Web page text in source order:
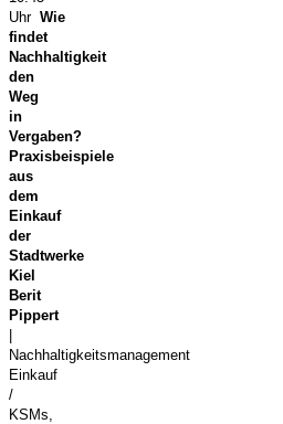
Uhr Wie
findet
Nachhaltigkeit
den
Weg
in
Vergaben?
Praxisbeispiele
aus
dem
Einkauf
der
Stadtwerke
Kiel
Berit
Pippert
Nachhaltigkeitsmanagement
Einkauf
/
KSMs,